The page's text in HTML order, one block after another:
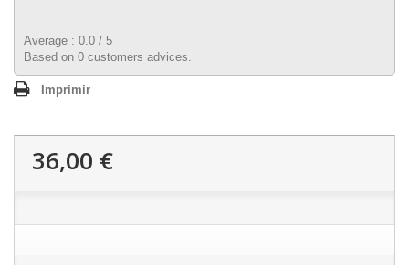
Average : 0.0 / 5
Based on 0 customers advices.
Imprimir
36,00 €